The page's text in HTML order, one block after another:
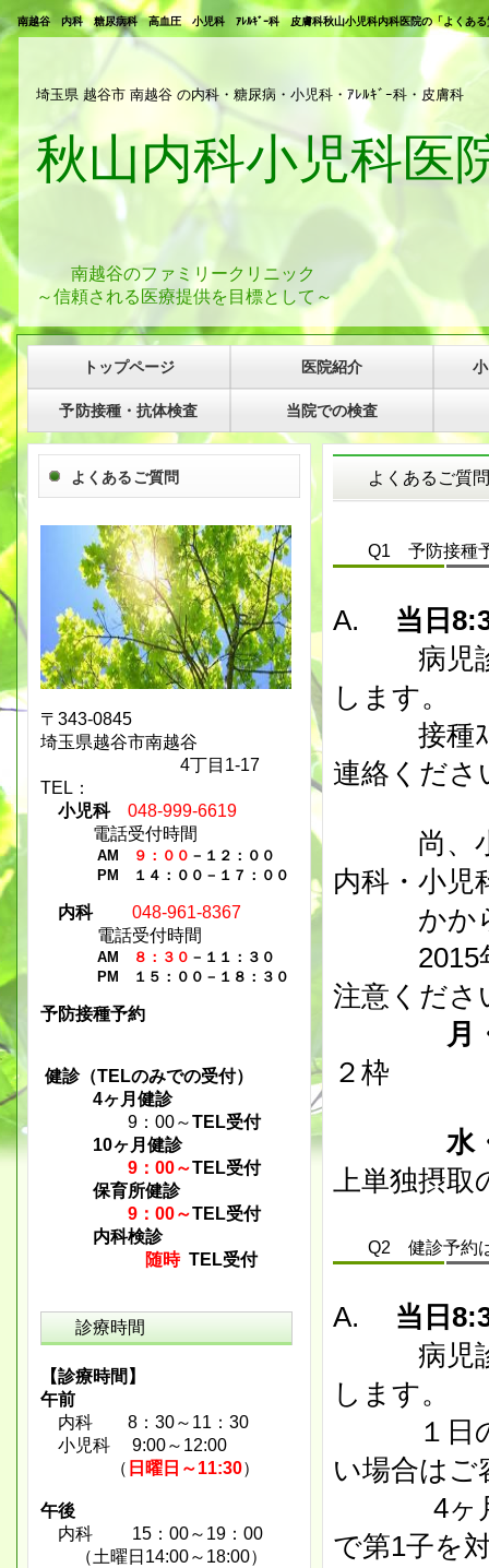
南越谷 内科 糖尿病科 高血圧 小児科 ｱﾚﾙｷﾞｰ科 皮膚科秋山小児科内科医院の「よくある
埼玉県 越谷市 南越谷 の内科・糖尿病・小児科・ｱﾚﾙｷﾞｰ科・皮膚科
秋山内科小児科医
南越谷のファミリークリニック
～信頼される医療提供を目標として～
トップページ 医院紹介
予防接種・抗体検査 当院での検査
よくあるご質問
Q1 予防接種予
A. 当日
病児診察
します。
接種ｽｹｼ
連絡くださ
尚、小児
内科・小児
かから
2015年9
注意くださ
月
２枠
上単独摂
Q2 健診予約は
A. 当日
病児診察
します。
１日の健
い場合はご
4ヶ月
で第1子を
よくあるご質問
〒343-0845
埼玉県越谷市南越谷
4丁目1-17
TEL：
小児科
048-999-6619
電話受付時間
AM ９：００ －１２：００
PM １４：００－１７：００
内科
048-961-8367
電話受付時間
AM ８：３０ －１１：３０
PM １５：００－１８：３０
予防接種予約
健診（TELのみでの受付）
4ヶ月健診
9：00～TEL受付
10ヶ月健診
9：00～TEL受付
保育所健診
9：00～TEL受付
内科検診
随時 TEL受付
診療時間
【診療時間】
午前
内科 8：30～11：30
小児科 9:00～12:00
（ 日曜日～11:30）
午後
内科 15：00～19：00
（土曜日14:00～18:00）